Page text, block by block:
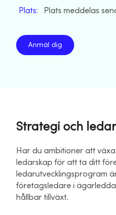
Plats:
Plats meddelas
Anmäl dig
Strategi och
Har du ambitioner att
ledarskap för att ta ditt
ledarutvecklingsprogram
företagsledare i
hållbar tillväxt.